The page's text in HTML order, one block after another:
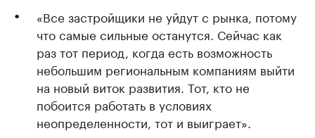
«Все застройщики не уйдут с рынка, потому
что самые сильные останутся. Сейчас как
раз тот период, когда есть возможность
небольшим региональным компаниям выйти
на новый виток развития. Тот, кто не
побоится работать в условиях
неопределенности, тот и выиграет».